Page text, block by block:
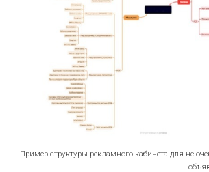
Пример структуры рекламного кабинета для не